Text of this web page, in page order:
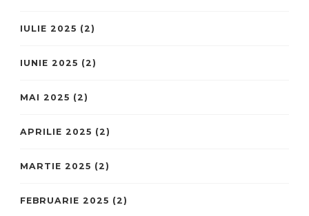
IULIE 2025 (2)
IUNIE 2025 (2)
MAI 2025 (2)
APRILIE 2025 (2)
MARTIE 2025 (2)
FEBRUARIE 2025 (2)